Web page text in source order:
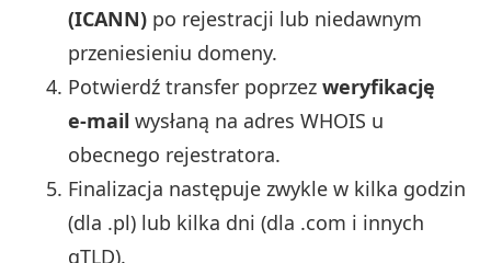
(ICANN) po rejestracji lub niedawnym
przeniesieniu domeny.
Potwierdź transfer poprzezweryfikację
e‑mail wysłaną na adres WHOIS u
obecnego rejestratora.
Finalizacja następuje zwykle w kilka godzin
(dla .pl) lub kilka dni (dla .com i innych
gTLD).